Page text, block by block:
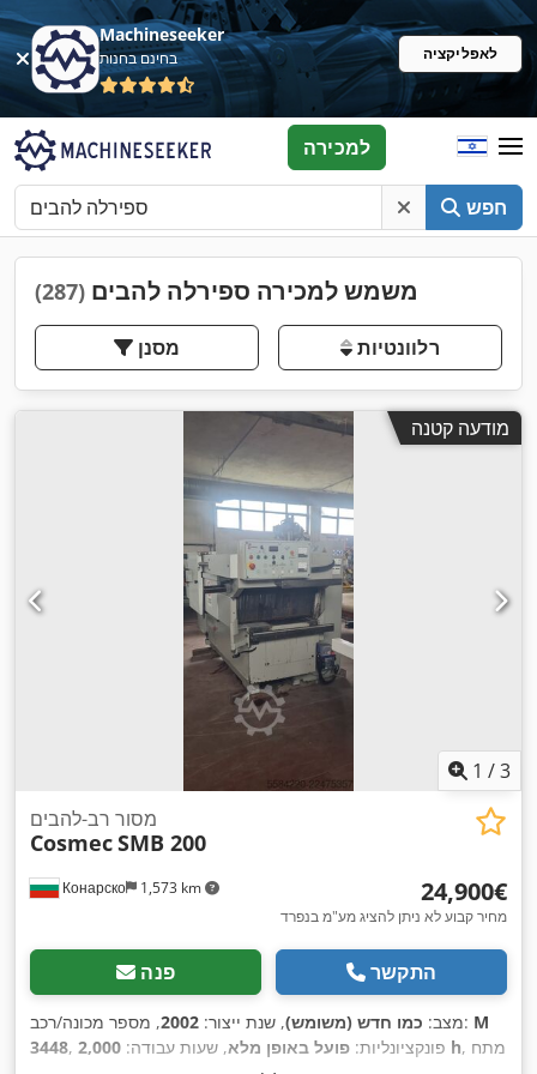
Machineseeker
בחינם בחנות לאפליקציה
חפש
למכירה
משמש למכירה ספירלה להבים (287)
מסנן רלוונטיות
מודעה קטנה
1 /3
Конарско 1,573 km
מסור רב-להבים
CosmecSMB 200
‏24,900 ‏€
מחיר קבוע לא ניתן להציג מע"מ בנפרד
פנה התקשר
מצב: כמו חדש (משומש), שנת ייצור: 2002 , מספר מכונה/רכב: M
3448
, פונקציונליות: פועל באופן מלא, שעות עבודה: 2,000 h, מתח